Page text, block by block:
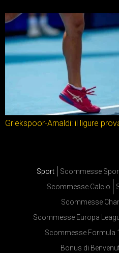
Griekspoor-Arnaldi: il ligure
Sport Scommesse
Scommesse Calcio
Scommesse
Scommesse Europa
Scommesse Formula 1
Bonus di